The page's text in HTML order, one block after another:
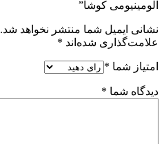
آلومینیومی کوشا”
نشانی ایمیل شما منتشر نخواهد شد.
علامت‌گذاری شده‌اند *
امتیاز شما *
دیدگاه شما *